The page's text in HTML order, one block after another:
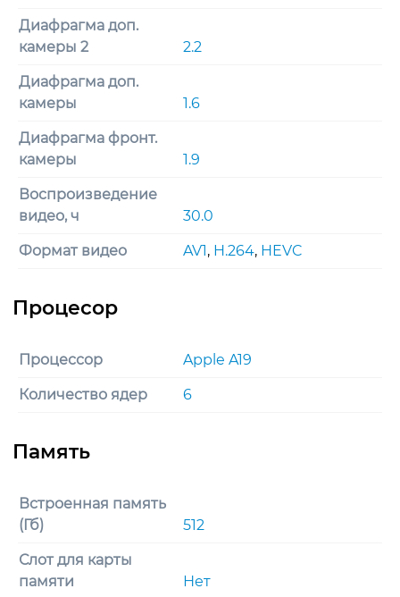
Диафрагма доп.
камеры 2
2.2
Диафрагма доп.
камеры
1.6
Диафрагма фронт.
камеры
1.9
Воспроизведение
видео, ч
30.0
Формат видео AV1, H.264, HEVC
Процессор Apple A19
Количество ядер 6
Встроенная память
(Гб)
512
Слот для карты
памяти
Нет